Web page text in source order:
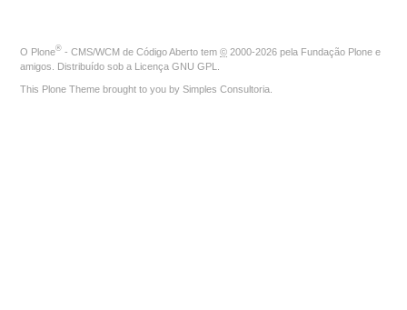
O Plone® - CMS/WCM de Código Aberto tem © 2000-2026 pela Fundação Plone e
amigos. Distribuído sob a Licença GNU GPL
This Plone Theme brought to you by Simples Consultoria